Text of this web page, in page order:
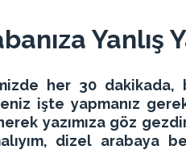
Yanlış
her 30 dakikada,
işte yapmanız
yazımıza göz
dizel arabaya